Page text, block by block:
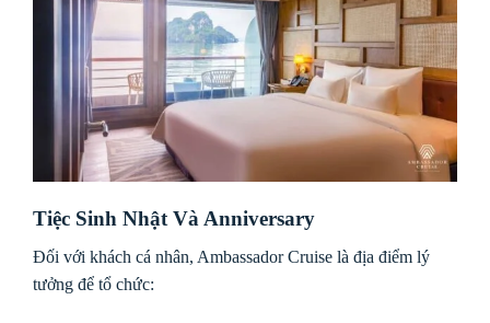
Tiệc Sinh Nhật Và Anniversary
Đối với khách cá nhân, Ambassador Cruise là địa điểm lý
tưởng để tổ chức: